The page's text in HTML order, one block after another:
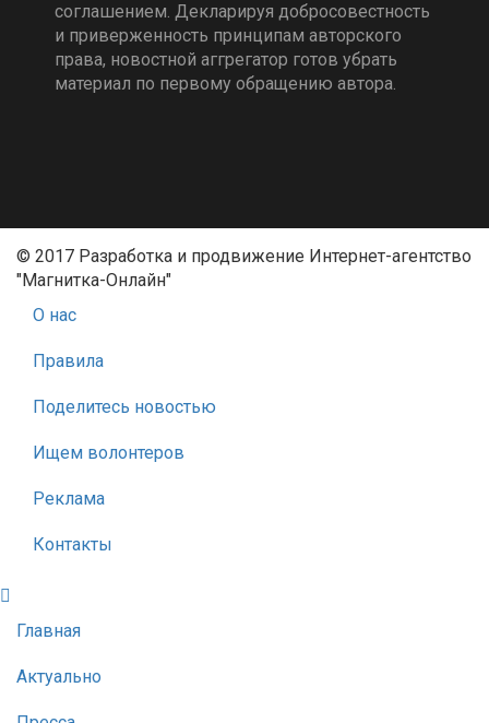
соглашением. Декларируя добросовестность
и приверженность принципам авторского
права, новостной аггрегатор готов убрать
материал по первому обращению автора.
© 2017 Разработка и продвижение Интернет-агентство
"Магнитка-Онлайн"
О нас
Правила
Поделитесь новостью
Ищем волонтеров
Реклама
Контакты
Главная
Актуально